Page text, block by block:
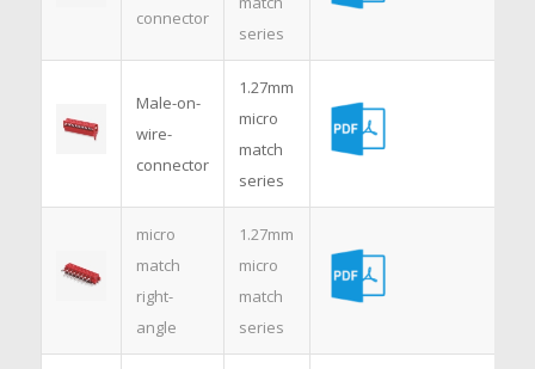
connector
series
Male-on-
wire-
connector
1.27mm
micro
match
series
micro
match
right-
angle
1.27mm
micro
match
series